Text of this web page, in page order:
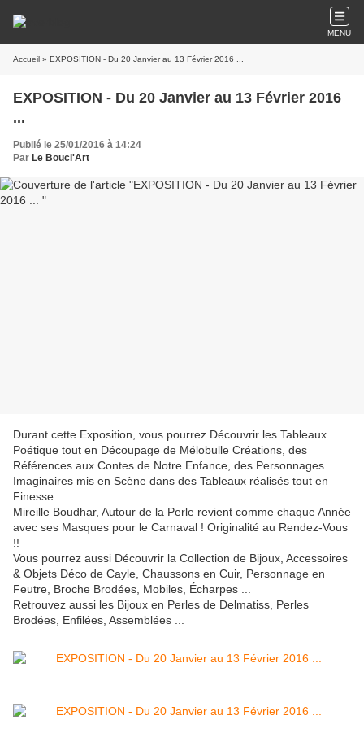
MENU
Accueil » EXPOSITION - Du 20 Janvier au 13 Février 2016 ...
EXPOSITION - Du 20 Janvier au 13 Février 2016
...
Publié le 25/01/2016 à 14:24
Par Le Boucl'Art
Durant cette Exposition, vous pourrez Découvrir les Tableaux
Poétique tout en Découpage de Mélobulle Créations, des
Références aux Contes de Notre Enfance, des Personnages
Imaginaires mis en Scène dans des Tableaux réalisés tout en
Finesse.
Mireille Boudhar, Autour de la Perle revient comme chaque Année
avec ses Masques pour le Carnaval ! Originalité au Rendez-Vous
!!
Vous pourrez aussi Découvrir la Collection de Bijoux, Accessoires
& Objets Déco de Cayle, Chaussons en Cuir, Personnage en
Feutre, Broche Brodées, Mobiles, Écharpes ...
Retrouvez aussi les Bijoux en Perles de Delmatiss, Perles
Brodées, Enfilées, Assemblées ...